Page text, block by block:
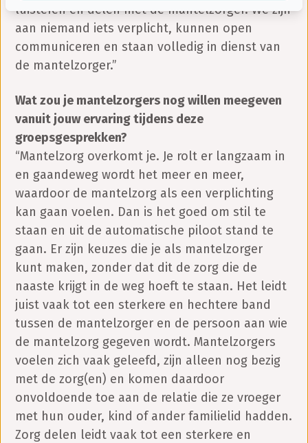
luisteren en delen met de mantelzorger. We zijn
aan niemand iets verplicht, kunnen open
communiceren en staan volledig in dienst van
de mantelzorger.”
Wat zou je mantelzorgers nog willen meegeven
vanuit jouw ervaring tijdens deze
groepsgesprekken?
“Mantelzorg overkomt je. Je rolt er langzaam in
en gaandeweg wordt het meer en meer,
waardoor de mantelzorg als een verplichting
kan gaan voelen. Dan is het goed om stil te
staan en uit de automatische piloot stand te
gaan. Er zijn keuzes die je als mantelzorger
kunt maken, zonder dat dit de zorg die de
naaste krijgt in de weg hoeft te staan. Het leidt
juist vaak tot een sterkere en hechtere band
tussen de mantelzorger en de persoon aan wie
de mantelzorg gegeven wordt. Mantelzorgers
voelen zich vaak geleefd, zijn alleen nog bezig
met de zorg(en) en komen daardoor
onvoldoende toe aan de relatie die ze vroeger
met hun ouder, kind of ander familielid hadden.
Zorg delen leidt vaak tot een sterkere en